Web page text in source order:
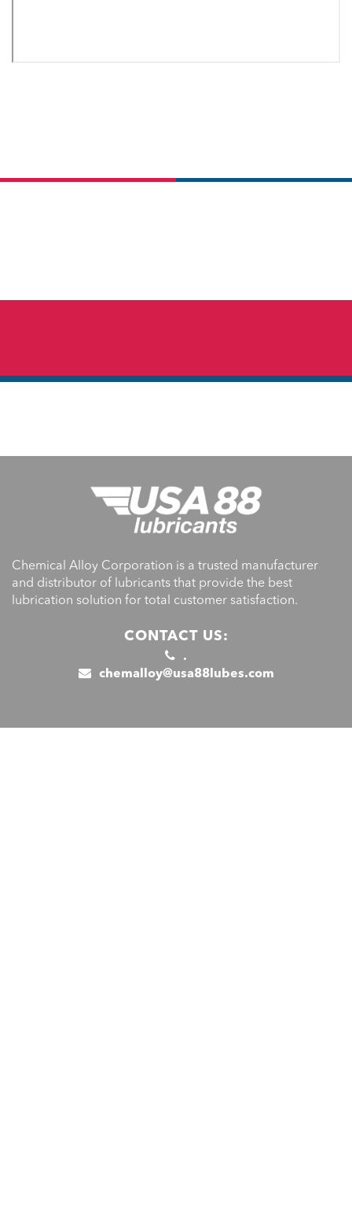
Chemical Alloy Corporation is a trusted manufacturer
and distributor of lubricants that provide the best
lubrication solution for total customer satisfaction.
CONTACT US:
.
chemalloy@usa88lubes.com